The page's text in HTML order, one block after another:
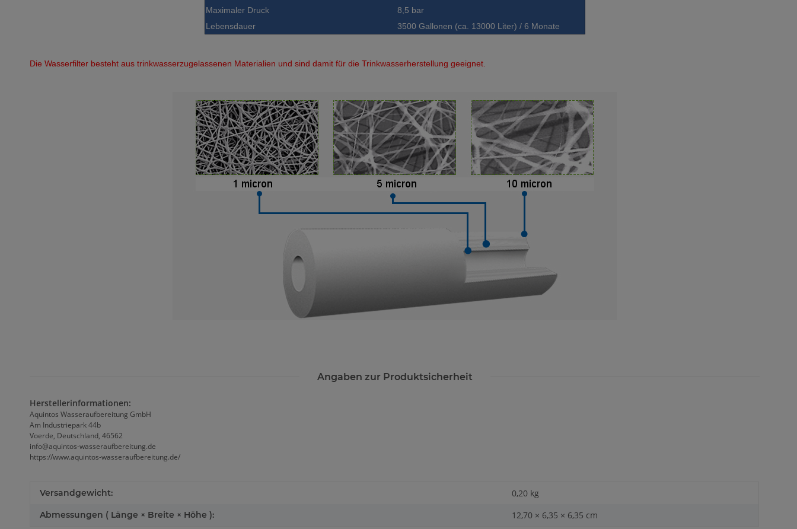
Maximaler Druck
8,5 bar
Lebensdauer
3500 Gallonen (ca. 13000 Liter) / 6 Monate
Die Wasserfilter besteht aus trinkwasserzugelassenen Materialien und sind damit für die Trinkwasserherstellung geeignet.
Angaben zur Produktsicherheit
Herstellerinformationen:
Aquintos Wasseraufbereitung GmbH
Am Industriepark 44b
Voerde, Deutschland, 46562
info@aquintos-wasseraufbereitung.de
https://www.aquintos-wasseraufbereitung.de/
Versandgewicht: 0,20 kg
Abmessungen ( Länge × Breite × Höhe ): 12,70 × 6,35 × 6,35 cm